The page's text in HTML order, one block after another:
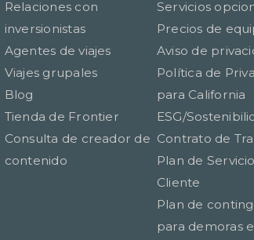
Relaciones con
inversionistas
Agentes de viajes
Viajes grupales
Blog
Tienda de Frontier
Consulta de creador de
contenido
Servicios
Precios de
Aviso de
Política de
para California
ESG/
Contrato de
Plan de
Cliente
Plan de
para demoras